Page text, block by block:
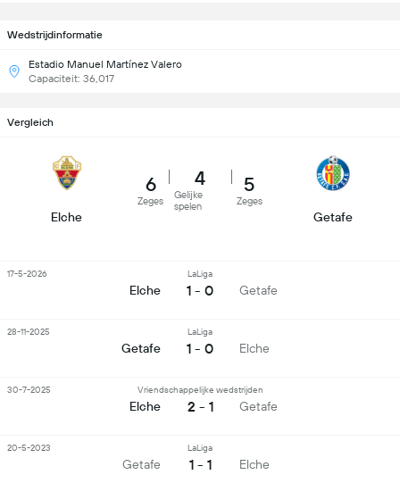
Wedstrijdinformatie
Estadio Manuel Martínez Valero
Capaciteit: 36,017
Vergleich
Elche
6
Zeges
4
Gelijke
spelen
5
Zeges
Getafe
Elche
LaLiga
1 - 0 Getafe
17-5-2026
Getafe
LaLiga
1 - 0 Elche
28-11-2025
Elche
Vriendschappelijke wedstrijden
2 - 1 Getafe
30-7-2025
Getafe
LaLiga
1 - 1 Elche
20-5-2023